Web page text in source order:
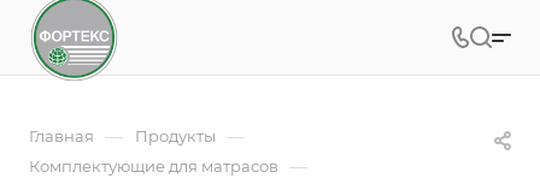
Главная — Продукты —
Комплектующие для матрасов —